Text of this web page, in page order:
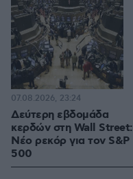
Δεύτερη εβδομάδα
κερδών στη Wall Street:
Νέο ρεκόρ για τον S&P
500
07.08.2026, 23:24